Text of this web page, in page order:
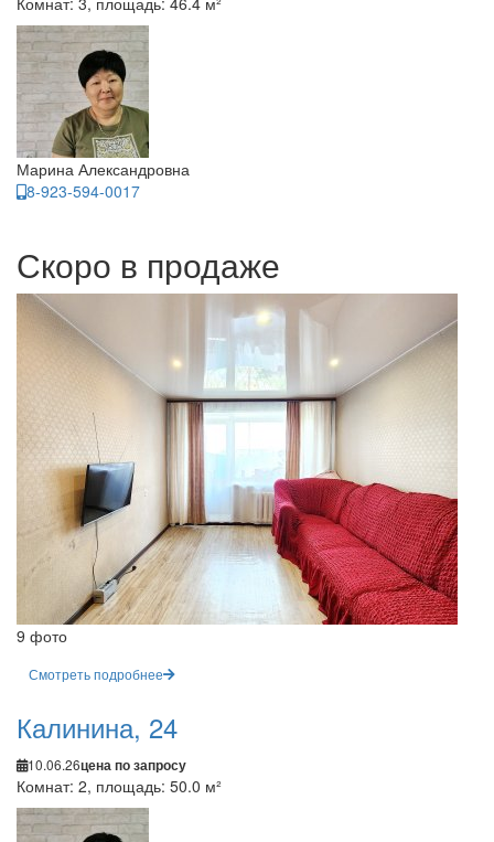
Марина Александровна
8-923-594-0017
Скоро в продаже
9 фото
Смотреть подробнее
Калинина, 24
10.06.26цена по запросу
Комнат: 2, площадь: 50.0 м²